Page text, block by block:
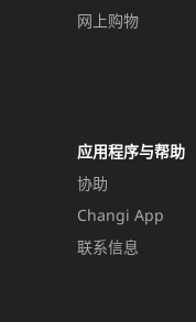
网上购物
应用程序与帮助
协助
Changi App
联系信息